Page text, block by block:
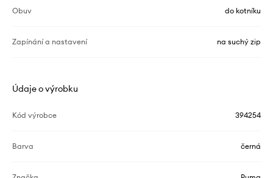
Obuv do kotníku
Zapínání a nastavení na suchý zip
Údaje o výrobku
Kód výrobce 394254
Barva černá